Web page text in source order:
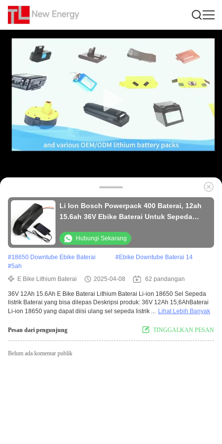
Li Ion Bosch Powerpack 400 Baterai, 12ah
15.6ah 36V Ebike Baterai Untuk Sepeda
Hubungi Sekarang
#18650 Downtube Ebike Baterai #Ebike Downtube Baterai 14
#5ah
E Bike Lithium Baterai
2025-04-08 62 pandangan
36V 12Ah 15.6Ah E Bike Baterai Lithium Baterai Li-ion 18650 Sel Sepeda
listrik Baterai yang bisa dilepas Deskripsi produk: 36V 12Ah 15,6AhBaterai
Li-ion 18650 yang dapat diisi ulang sel sepeda listrik ... Lihat Lebih Banyak
Pesan dari pengunjung TINGGALKAN PESAN
Belum ada komentar publik